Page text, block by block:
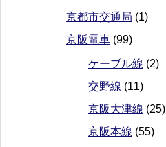
京都市交通局 (1)
京阪電車 (99)
ケーブル線 (2)
交野線 (11)
京阪大津線 (25)
京阪本線 (55)